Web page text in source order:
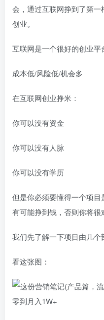
会，通过互联网挣到了第
创业。
互联网是一个很好的创业平
成本低/风险低/机会多
在互联网创业挣米：
你可以没有资金
你可以没有人脉
你可以没有学历
但是你必须要懂得一个项
有可能挣到钱，否则你将
我们先了解一下项目由几个
看这张图：